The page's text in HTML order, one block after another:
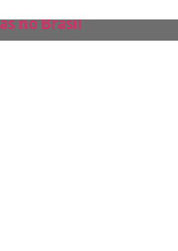
no Brasil